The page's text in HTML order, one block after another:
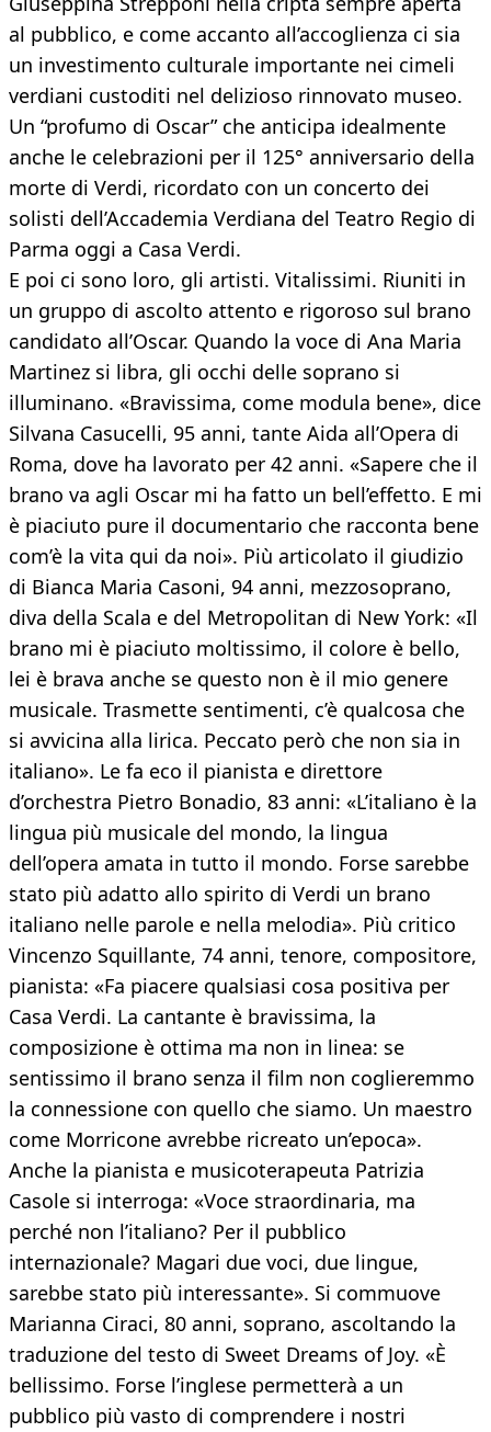
al pubblico, e come accanto all’accoglienza ci sia
un investimento culturale importante nei cimeli
verdiani custoditi nel delizioso rinnovato museo.
Un “profumo di Oscar” che anticipa idealmente
anche le celebrazioni per il 125° anniversario della
morte di Verdi, ricordato con un concerto dei
solisti dell’Accademia Verdiana del Teatro Regio di
Parma oggi a Casa Verdi.
E poi ci sono loro, gli artisti. Vitalissimi. Riuniti in
un gruppo di ascolto attento e rigoroso sul brano
candidato all’Oscar. Quando la voce di Ana Maria
Martinez si libra, gli occhi delle soprano si
illuminano. «Bravissima, come modula bene», dice
Silvana Casucelli, 95 anni, tante Aida all’Opera di
Roma, dove ha lavorato per 42 anni. «Sapere che il
brano va agli Oscar mi ha fatto un bell’effetto. E mi
è piaciuto pure il documentario che racconta bene
com’è la vita qui da noi». Più articolato il giudizio
di Bianca Maria Casoni, 94 anni, mezzosoprano,
diva della Scala e del Metropolitan di New York: «Il
brano mi è piaciuto moltissimo, il colore è bello,
lei è brava anche se questo non è il mio genere
musicale. Trasmette sentimenti, c’è qualcosa che
si avvicina alla lirica. Peccato però che non sia in
italiano». Le fa eco il pianista e direttore
d’orchestra Pietro Bonadio, 83 anni: «L’italiano è la
lingua più musicale del mondo, la lingua
dell’opera amata in tutto il mondo. Forse sarebbe
stato più adatto allo spirito di Verdi un brano
italiano nelle parole e nella melodia». Più critico
Vincenzo Squillante, 74 anni, tenore, compositore,
pianista: «Fa piacere qualsiasi cosa positiva per
Casa Verdi. La cantante è bravissima, la
composizione è ottima ma non in linea: se
sentissimo il brano senza il film non coglieremmo
la connessione con quello che siamo. Un maestro
come Morricone avrebbe ricreato un’epoca».
Anche la pianista e musicoterapeuta Patrizia
Casole si interroga: «Voce straordinaria, ma
perché non l’italiano? Per il pubblico
internazionale? Magari due voci, due lingue,
sarebbe stato più interessante». Si commuove
Marianna Ciraci, 80 anni, soprano, ascoltando la
traduzione del testo di Sweet Dreams of Joy. «È
bellissimo. Forse l’inglese permetterà a un
pubblico più vasto di comprendere i nostri